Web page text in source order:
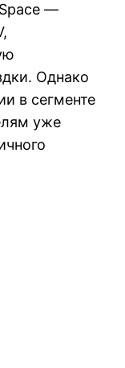
—
Однако
в сегменте
уже